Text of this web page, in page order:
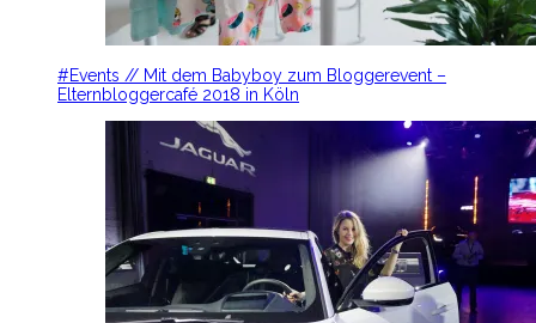
#Events // Mit dem Babyboy zum Bloggerevent –
Elternbloggercafé 2018 in Köln